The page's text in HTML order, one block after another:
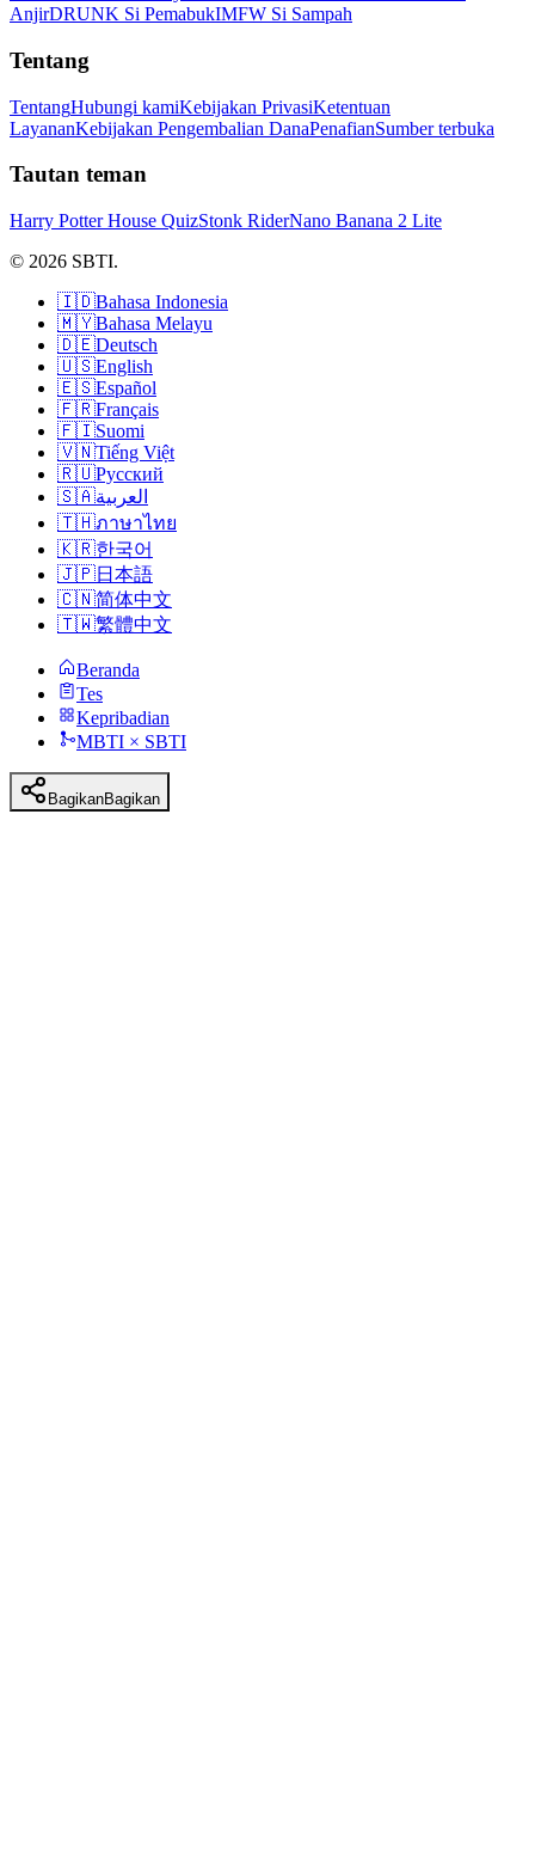
AnjirDRUNK Si PemabukIMFW Si Sampah
Tentang
TentangHubungi kamiKebijakan PrivasiKetentuan
LayananKebijakan Pengembalian DanaPenafianSumber terbuka
Tautan teman
Harry Potter House QuizStonk RiderNano Banana 2 Lite
© 2026 SBTI.
🇮🇩Bahasa Indonesia
🇲🇾Bahasa Melayu
🇩🇪Deutsch
🇺🇸English
🇪🇸Español
🇫🇷Français
🇫🇮Suomi
🇻🇳Tiếng Việt
🇷🇺Русский
🇸🇦العربية
🇹🇭ภาษาไทย
🇰🇷한국어
🇯🇵日本語
🇨🇳简体中文
🇹🇼繁體中文
Beranda
Tes
Kepribadian
MBTI × SBTI
BagikanBagikan